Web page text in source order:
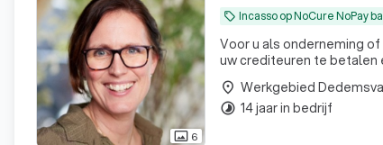
photo_size_select_actual 6
local_offer Incasso op NoCure NoPay
Voor u als onderneming
uw crediteuren te betalen
incassobureau voor Meer
Het in
place Werkgebied
timelapse 14 jaar in bedrijf